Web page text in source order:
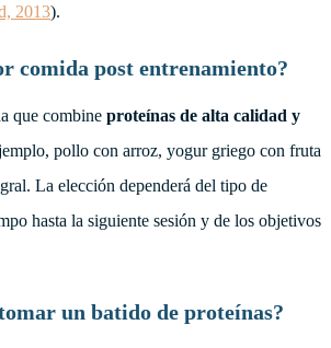
2013).
comida post entrenamiento?
que combine proteínas de alta calidad y
pollo con arroz, yogur griego con fruta
La elección dependerá del tipo de
hasta la siguiente sesión y de los objetivos
un batido de proteínas?